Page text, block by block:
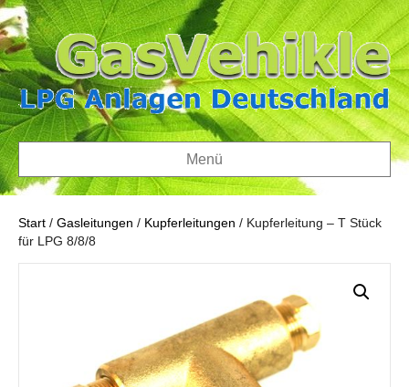
Menü
Start / Gasleitungen / Kupferleitungen / Kupferleitung – T Stück
für LPG 8/8/8